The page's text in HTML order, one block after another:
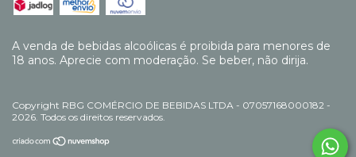
A venda de bebidas alcoólicas é proibida para menores de
18 anos. Aprecie com moderação. Se beber, não dirija.
Copyright RBG COMÉRCIO DE BEBIDAS LTDA - 07057168000182 -
2026. Todos os direitos reservados.